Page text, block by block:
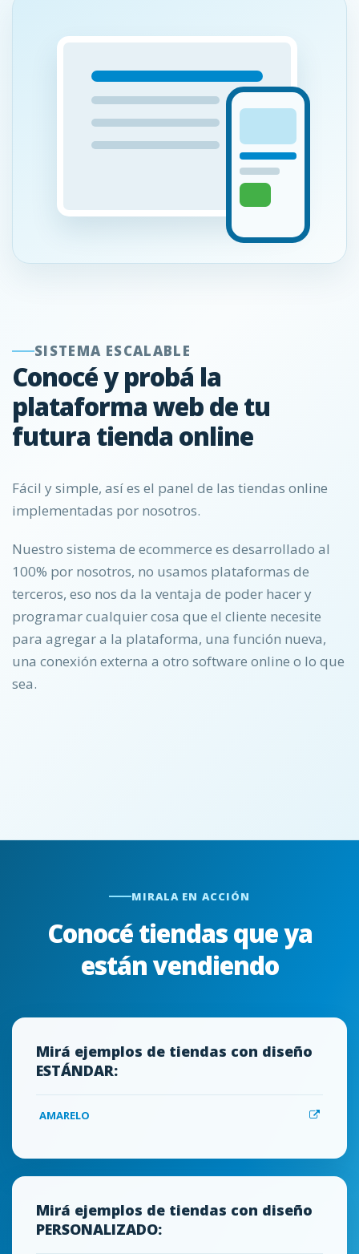
SISTEMA ESCALABLE
Conocé y probá la
plataforma web de tu
futura tienda online
Fácil y simple, así es el panel de las tiendas online
implementadas por nosotros.
Nuestro sistema de ecommerce es desarrollado al
100% por nosotros, no usamos plataformas de
terceros, eso nos da la ventaja de poder hacer y
programar cualquier cosa que el cliente necesite
para agregar a la plataforma, una función nueva,
una conexión externa a otro software online o lo que
sea.
MIRALA EN ACCIÓN
Conocé tiendas que ya
están vendiendo
Mirá ejemplos de tiendas con diseño
ESTÁNDAR:
AMARELO
Mirá ejemplos de tiendas con diseño
PERSONALIZADO: